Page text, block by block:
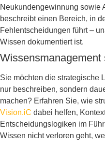
Neukundengewinnung sowie
beschreibt einen Bereich, in
Fehlentscheidungen führt –
Wissen dokumentiert ist.
Sie möchten die strategische
nur beschreiben, sondern
machen? Erfahren Sie, wie
Vision.iC dabei helfen,
Entscheidungslogiken im
Wissen nicht verloren geht,